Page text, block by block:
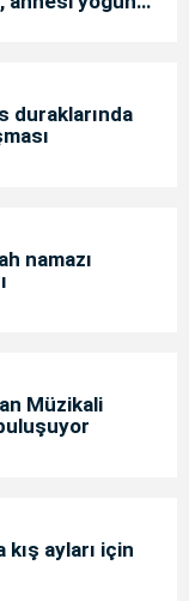
duraklarında
namazı
Müzikali
kış ayları için